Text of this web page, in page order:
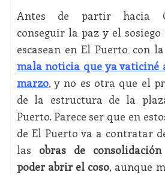
Antes de partir hacia
conseguir la paz y el
escasean en El Puerto con
mala noticia que ya vaticiné
marzo, y no es otra que el
de la estructura de la
Puerto. Parece ser que en
de El Puerto va a contratar
las obras de
poder abrir el coso, aunque